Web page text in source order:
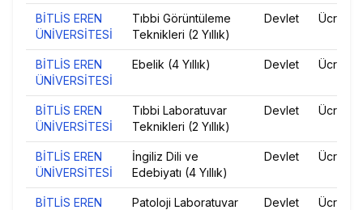
BİTLİS EREN
ÜNİVERSİTESİ
Tıbbi Görüntüleme
Teknikleri (2 Yıllık)
Devlet Ücretsiz
BİTLİS EREN
ÜNİVERSİTESİ
Ebelik (4 Yıllık) Devlet Ücretsiz
BİTLİS EREN
ÜNİVERSİTESİ
Tıbbi Laboratuvar
Teknikleri (2 Yıllık)
Devlet Ücretsiz
BİTLİS EREN
ÜNİVERSİTESİ
İngiliz Dili ve
Edebiyatı (4 Yıllık)
Devlet Ücretsiz
BİTLİS EREN
Patoloji Laboratuvar
Devlet Ücretsiz